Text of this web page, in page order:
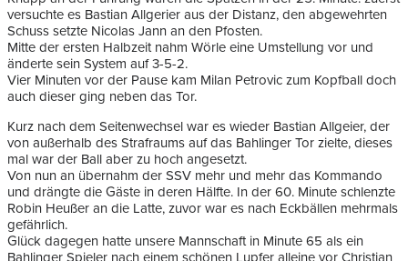
versuchte es Bastian Allgerier aus der Distanz, den abgewehrten
Schuss setzte Nicolas Jann an den Pfosten.
Mitte der ersten Halbzeit nahm Wörle eine Umstellung vor und
änderte sein System auf 3-5-2.
Vier Minuten vor der Pause kam Milan Petrovic zum Kopfball doch
auch dieser ging neben das Tor.
Kurz nach dem Seitenwechsel war es wieder Bastian Allgeier, der
von außerhalb des Strafraums auf das Bahlinger Tor zielte, dieses
mal war der Ball aber zu hoch angesetzt.
Von nun an übernahm der SSV mehr und mehr das Kommando
und drängte die Gäste in deren Hälfte. In der 60. Minute schlenzte
Robin Heußer an die Latte, zuvor war es nach Eckbällen mehrmals
gefährlich.
Glück dagegen hatte unsere Mannschaft in Minute 65 als ein
Bahlinger Spieler nach einem schönen Lupfer alleine vor Christian